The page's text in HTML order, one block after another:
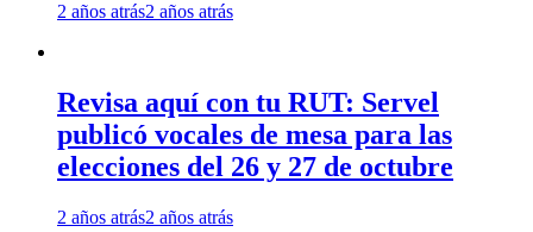
2 años atrás2 años atrás
Revisa aquí con tu RUT: Servel
publicó vocales de mesa para las
elecciones del 26 y 27 de octubre
2 años atrás2 años atrás